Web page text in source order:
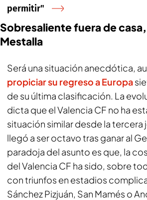
permitir"
Sobresaliente fuera de
Mestalla
Será una situación anecdótica,
propiciar su regreso a Europa
de su última clasificación. La
dicta que el Valencia CF no ha
situación similar desde la tercera
llegó a ser octavo tras ganar al
paradoja del asunto es que, la
del Valencia CF ha sido, sobre
con triunfos en estadios
Sánchez Pizjuán, San Mamés o